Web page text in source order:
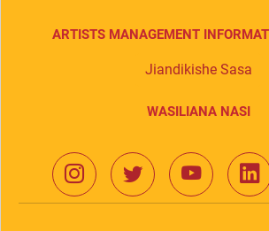
WASILIANA NASI
ARTISTS MANAGEMENT
Jiandikishe Sasa